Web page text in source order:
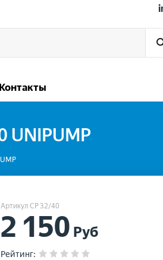
Контакты
UNIPUMP
Артикул CP 32/40
2 150 Руб
Рейтинг: